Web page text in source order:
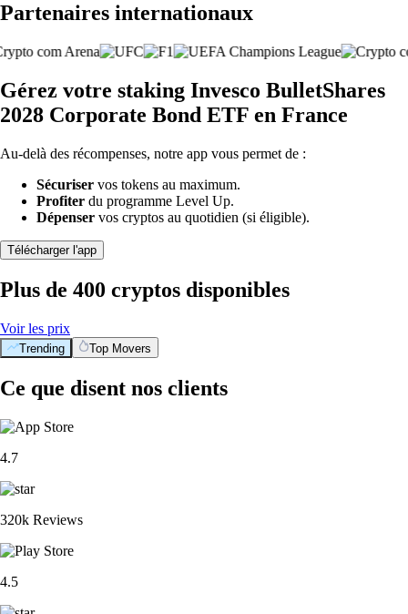
Partenaires internationaux
Gérez votre staking Invesco BulletShares
2028 Corporate Bond ETF en France
Au-delà des récompenses, notre app vous permet de :
Sécuriser vos tokens au maximum.
Profiter du programme Level Up.
Dépenser vos cryptos au quotidien (si éligible).
Télécharger l'app
Plus de 400 cryptos disponibles
Voir les prix
Trending Top Movers
Ce que disent nos clients
4.7
320k Reviews
4.5